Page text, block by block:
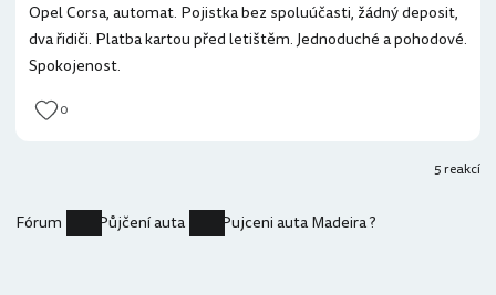
Opel Corsa, automat. Pojistka bez spoluúčasti, žádný deposit,
dva řidiči. Platba kartou před letištěm. Jednoduché a pohodové.
Spokojenost.
0
5 reakcí
Fórum Půjčení auta Pujceni auta Madeira ?